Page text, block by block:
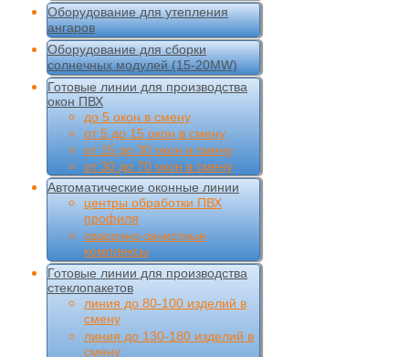
Оборудование для утепления
ангаров
Оборудование для сборки
солнечных модулей (15-20MW)
Готовые линии для производства
окон ПВХ
до 5 окон в смену
от 5 до 15 окон в смену
от 15 до 30 окон в смену
от 30 до 70 окон в смену
Автоматические оконные линии
центры обработки ПВХ
профиля
сварочно-зачистные
комплексы
Готовые линии для производства
стеклопакетов
линия до 80-100 изделий в
смену
линия до 130-180 изделий в
смену